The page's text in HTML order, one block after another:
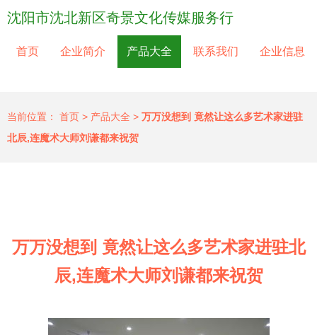
沈阳市沈北新区奇景文化传媒服务行
首页 企业简介 产品大全 联系我们 企业信息
当前位置： 首页 > 产品大全 > 万万没想到 竟然让这么多艺术家进驻
北辰,连魔术大师刘谦都来祝贺
万万没想到 竟然让这么多艺术家进驻北
辰,连魔术大师刘谦都来祝贺